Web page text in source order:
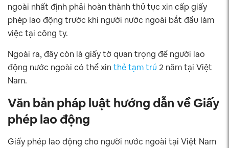
ngoài nhất định phải hoàn thành thủ tục xin cấp giấy
phép lao động trước khi người nước ngoài bắt đầu làm
việc tại công ty.
Ngoài ra, đây còn là giấy tờ quan trọng để người lao
động nước ngoài có thể xinthẻ tạm trú 2 năm tại Việt
Nam.
Văn bản pháp luật hướng dẫn về Giấy
phép lao động
Giấy phép lao động cho người nước ngoài tại Việt Nam